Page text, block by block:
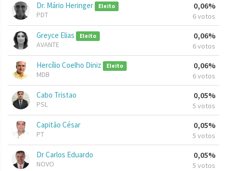
Dr. Mário Heringer Eleito
PDT
0,06%
6 votos
Greyce Elias Eleito
AVANTE
0,06%
6 votos
Hercílio Coelho Diniz Eleito
MDB
0,06%
6 votos
Cabo Tristao
PSL
0,05%
5 votos
Capitão César
PT
0,05%
5 votos
Dr Carlos Eduardo
NOVO
0,05%
5 votos